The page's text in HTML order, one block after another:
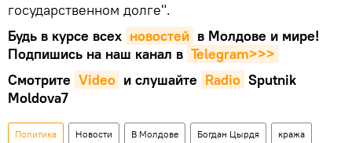
государственном долге".
Будь в курсе всех новостей в Молдове и мире!
Подпишись на наш канал в Telegram>>>
Смотрите Video и слушайте Radio Sputnik
Moldova7
Политика Новости В Молдове Богдан Цырдя кража